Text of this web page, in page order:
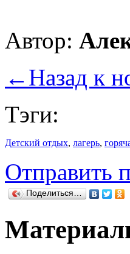
Автор:
← Назад к
Тэги:
Детский отдых, лагерь,
Отправить
Поделиться…